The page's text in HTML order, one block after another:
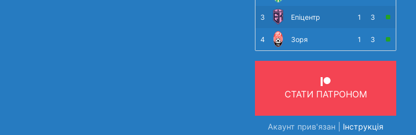
3 Епіцентр 1 3
4 Зоря 1 3
СТАТИ ПАТРОНОМ
Акаунт прив'язан | Інструкція